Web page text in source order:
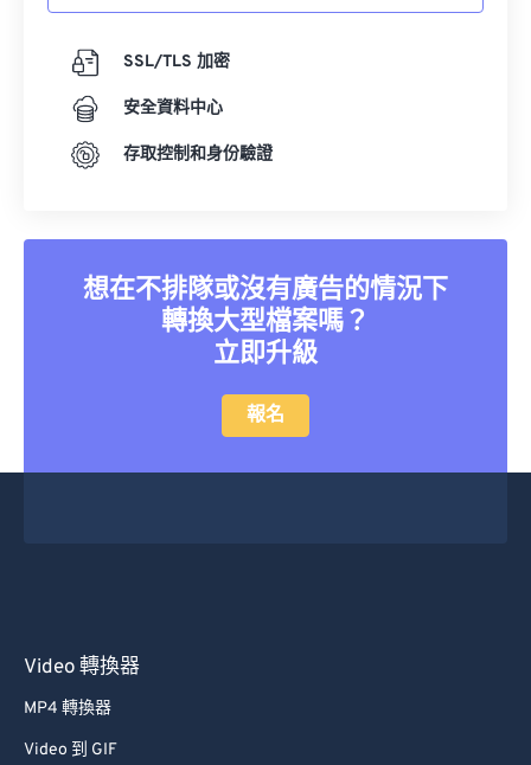
SSL/TLS 加密
安全資料中心
存取控制和身份驗證
想在不排隊或沒有廣告的情況下
轉換大型檔案嗎？
立即升級
報名
Video 轉換器
MP4 轉換器
Video 到 GIF